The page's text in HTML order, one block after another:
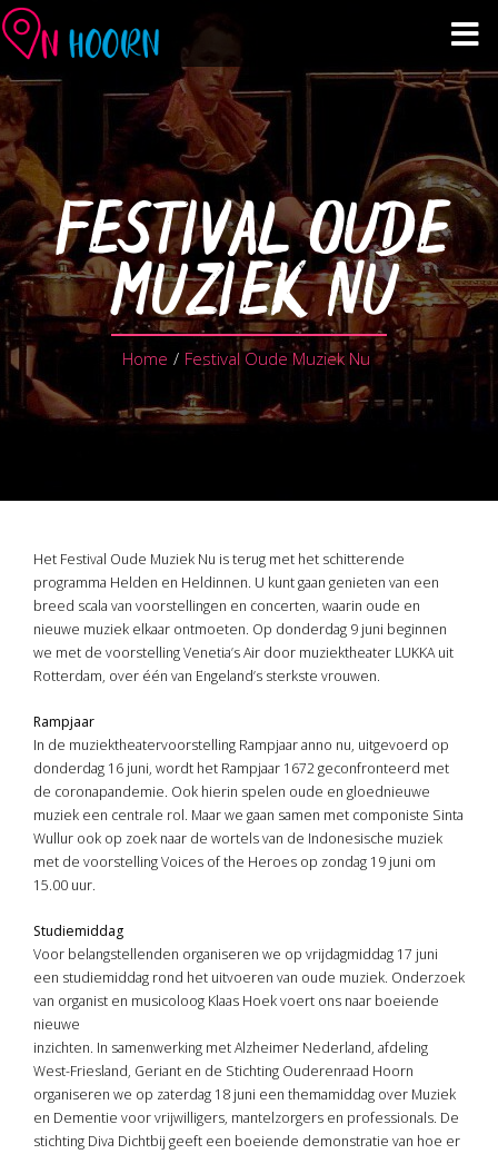
Agenda
Zien & Doen
Winkelen & Horeca
Over Hoorn
Plan je bezoek
FESTIVAL OUDE
MUZIEK NU
Home / Festival Oude Muziek Nu
Het Festival Oude Muziek Nu is terug met het schitterende
programma Helden en Heldinnen. U kunt gaan genieten van een
breed scala van voorstellingen en concerten, waarin oude en
nieuwe muziek elkaar ontmoeten. Op donderdag 9 juni beginnen
we met de voorstelling Venetia’s Air door muziektheater LUKKA uit
Rotterdam, over één van Engeland’s sterkste vrouwen.
Rampjaar
In de muziektheatervoorstelling Rampjaar anno nu, uitgevoerd op
donderdag 16 juni, wordt het Rampjaar 1672 geconfronteerd met
de coronapandemie. Ook hierin spelen oude en gloednieuwe
muziek een centrale rol. Maar we gaan samen met componiste Sinta
Wullur ook op zoek naar de wortels van de Indonesische muziek
met de voorstelling Voices of the Heroes op zondag 19 juni om
15.00 uur.
Studiemiddag
Voor belangstellenden organiseren we op vrijdagmiddag 17 juni
een studiemiddag rond het uitvoeren van oude muziek. Onderzoek
van organist en musicoloog Klaas Hoek voert ons naar boeiende
nieuwe
inzichten. In samenwerking met Alzheimer Nederland, afdeling
West-Friesland, Geriant en de Stichting Ouderenraad Hoorn
organiseren we op zaterdag 18 juni een themamiddag over Muziek
en Dementie voor vrijwilligers, mantelzorgers en professionals. De
stichting Diva Dichtbij geeft een boeiende demonstratie van hoe er